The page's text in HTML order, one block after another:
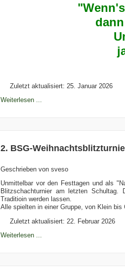
Zuletzt aktualisiert: 25. Januar 2026
Weiterlesen ...
2. BSG-
Geschrieben von sveso
Unmittelbar vor den Festtagen und als
Blitzschachturnier am letzten
Traditioin werden lassen.
Alle spielten in einer Gruppe, von Klein
Zuletzt aktualisiert: 22. Februar 2026
Weiterlesen ...